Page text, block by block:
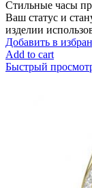
Стильные часы
Ваш статус и
изделии
Добавить в
Add to cart
Быстрый